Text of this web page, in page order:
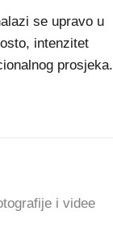
se upravo u
intenzitet
prosjeka.
i videe